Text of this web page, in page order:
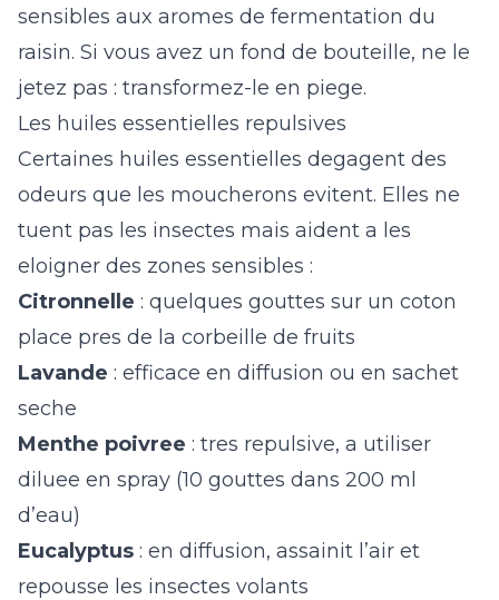
sensibles aux aromes de fermentation du
raisin. Si vous avez un fond de bouteille, ne le
jetez pas : transformez-le en piege.
Les huiles essentielles repulsives
Certaines huiles essentielles degagent des
odeurs que les moucherons evitent. Elles ne
tuent pas les insectes mais aident a les
eloigner des zones sensibles :
Citronnelle : quelques gouttes sur un coton
place pres de la corbeille de fruits
Lavande : efficace en diffusion ou en sachet
seche
Menthe poivree : tres repulsive, a utiliser
diluee en spray (10 gouttes dans 200 ml
d’eau)
Eucalyptus : en diffusion, assainit l’air et
repousse les insectes volants